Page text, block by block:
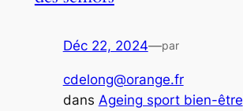
Déc 22, 2024—par
cdelong@orange.fr
dans Ageing sport bien-être